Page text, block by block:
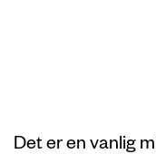
Det er en vanlig